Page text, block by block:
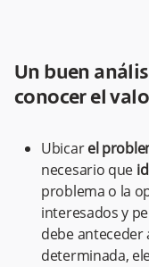
Un buen
conocer el
Ubicarel
necesario que
problema o la
interesados y
debe
determinada,